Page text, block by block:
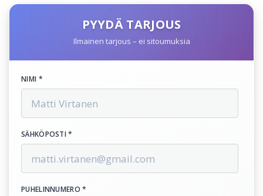
PYYDÄ TARJOUS
Ilmainen tarjous – ei sitoumuksia
NIMI *
SÄHKÖPOSTI *
PUHELINNUMERO *